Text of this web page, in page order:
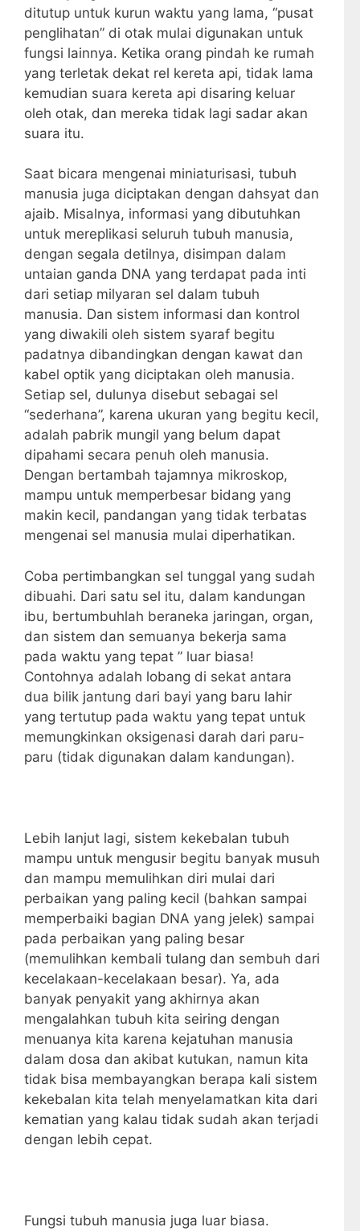
ditutup untuk kurun waktu yang lama, “pusat
penglihatan” di otak mulai digunakan untuk
fungsi lainnya. Ketika orang pindah ke rumah
yang terletak dekat rel kereta api, tidak lama
kemudian suara kereta api disaring keluar
oleh otak, dan mereka tidak lagi sadar akan
suara itu.
Saat bicara mengenai miniaturisasi, tubuh
manusia juga diciptakan dengan dahsyat dan
ajaib. Misalnya, informasi yang dibutuhkan
untuk mereplikasi seluruh tubuh manusia,
dengan segala detilnya, disimpan dalam
untaian ganda DNA yang terdapat pada inti
dari setiap milyaran sel dalam tubuh
manusia. Dan sistem informasi dan kontrol
yang diwakili oleh sistem syaraf begitu
padatnya dibandingkan dengan kawat dan
kabel optik yang diciptakan oleh manusia.
Setiap sel, dulunya disebut sebagai sel
“sederhana”, karena ukuran yang begitu kecil,
adalah pabrik mungil yang belum dapat
dipahami secara penuh oleh manusia.
Dengan bertambah tajamnya mikroskop,
mampu untuk memperbesar bidang yang
makin kecil, pandangan yang tidak terbatas
mengenai sel manusia mulai diperhatikan.
Coba pertimbangkan sel tunggal yang sudah
dibuahi. Dari satu sel itu, dalam kandungan
ibu, bertumbuhlah beraneka jaringan, organ,
dan sistem dan semuanya bekerja sama
pada waktu yang tepat ” luar biasa!
Contohnya adalah lobang di sekat antara
dua bilik jantung dari bayi yang baru lahir
yang tertutup pada waktu yang tepat untuk
memungkinkan oksigenasi darah dari paru-
paru (tidak digunakan dalam kandungan).
Lebih lanjut lagi, sistem kekebalan tubuh
mampu untuk mengusir begitu banyak musuh
dan mampu memulihkan diri mulai dari
perbaikan yang paling kecil (bahkan sampai
memperbaiki bagian DNA yang jelek) sampai
pada perbaikan yang paling besar
(memulihkan kembali tulang dan sembuh dari
kecelakaan-kecelakaan besar). Ya, ada
banyak penyakit yang akhirnya akan
mengalahkan tubuh kita seiring dengan
menuanya kita karena kejatuhan manusia
dalam dosa dan akibat kutukan, namun kita
tidak bisa membayangkan berapa kali sistem
kekebalan kita telah menyelamatkan kita dari
kematian yang kalau tidak sudah akan terjadi
dengan lebih cepat.
Fungsi tubuh manusia juga luar biasa.